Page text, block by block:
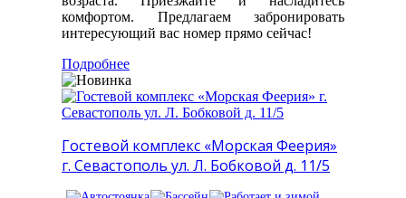
комфортом. Предлагаем забронировать
интересующий вас номер прямо сейчас!
Подробнее
Гостевой комплекс «Морская Феерия»
г. Севастополь ул. Л. Бобковой д. 11/5